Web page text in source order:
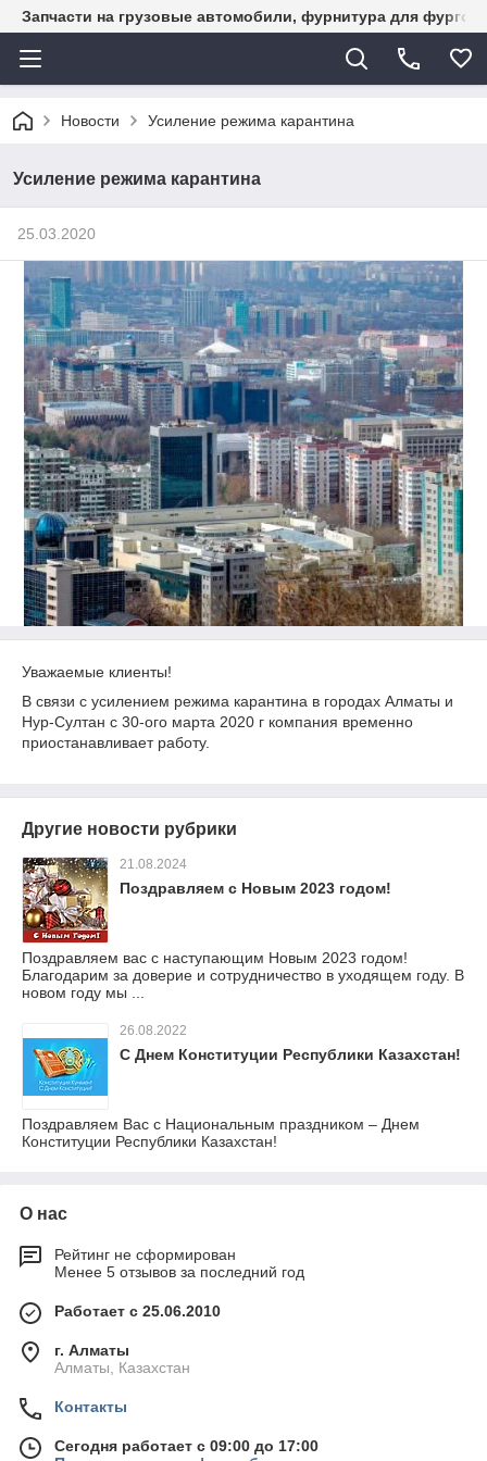
Запчасти на грузовые автомобили, фурнитура для
Новости Усиление режима карантина
Усиление режима карантина
25.03.2020
Уважаемые клиенты!
В связи с усилением режима карантина в городах Алматы и
Нур-Султан с 30-ого марта 2020 г компания временно
приостанавливает работу.
Другие новости рубрики
21.08.2024
Поздравляем с Новым 2023 годом!
Поздравляем вас с наступающим Новым 2023 годом!
Благодарим за доверие и сотрудничество в уходящем году. В
новом году мы ...
26.08.2022
С Днем Конституции Республики Казахстан!
Поздравляем Вас с Национальным праздником – Днем
Конституции Республики Казахстан!
О нас
Рейтинг не сформирован
Менее 5 отзывов за последний год
Работает с 25.06.2010
г. Алматы
Алматы, Казахстан
Контакты
Сегодня работает с 09:00 до 17:00